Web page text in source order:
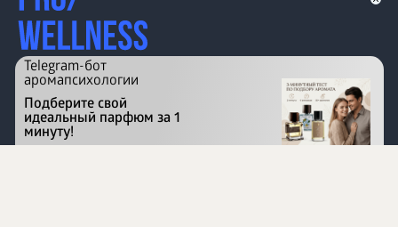
Перейти на сайт
Telegram-бот
аромапсихологии
Подберите свой
идеальный парфюм за 1
минуту!